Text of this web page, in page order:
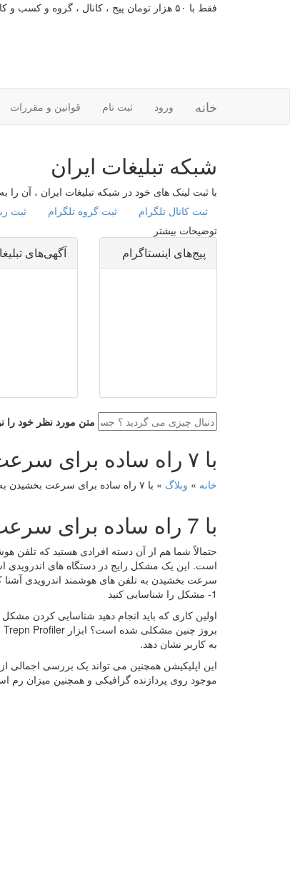
فقط با ۵۰ هزار تومان پیج ، کانال ، گروه و کسب و کار خود را تبلیغات کنید
خانه ورود ثبت نام قوانین و مقررات
شبکه تبلیغات ایران
با ثبت لینک های خود در شبکه تبلیغات ایران ، آن
ثبت کانال تلگرام
ثبت گروه تلگرام ثبت
توضیحات بیشتر
پیج‌های اینستاگرام آگهی‌های
متن مورد نظر خود را
با ۷ راه ساده برای سرعت بخشیدن به تلفن همراه
خانه » وبلاگ » با ۷ راه ساده برای سرعت بخشیدن به تلفن همراه
با 7 راه ساده برای سرعت بخشیدن به تلفن همراه
حتمالاً شما هم از آن دسته افرادی هستید که تلفن
سرعت بخشیدن به تلفن های هوشمند اندرویدی آشنا
1- مشکل را شناسایی کنید
اولین کاری که باید انجام دهید شناسایی کردن
به کاربر نشان دهد.
این اپلیکیشن همچنین می تواند یک بررسی اجمالی
موجود روی پردازنده گرافیکی و همچنین میزان رم